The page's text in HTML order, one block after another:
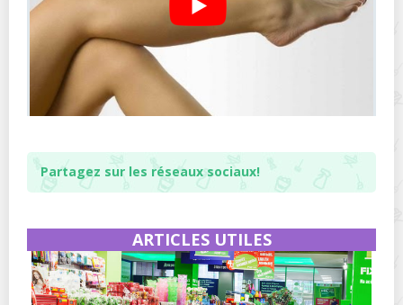
Partagez sur les réseaux sociaux!
ARTICLES UTILES